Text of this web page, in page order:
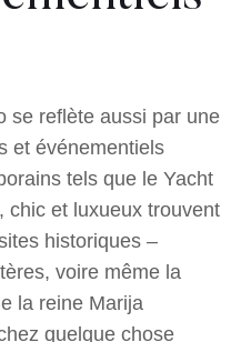
se reflète aussi par une
et événementiels
tels que le Yacht
chic et luxueux trouvent
historiques –
voire même la
la reine Marija
quelque chose